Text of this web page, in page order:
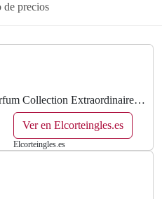
precios
Collection Extraordinaire
& Arpels.
Ver en Elcorteingles.es
Elcorteingles.es